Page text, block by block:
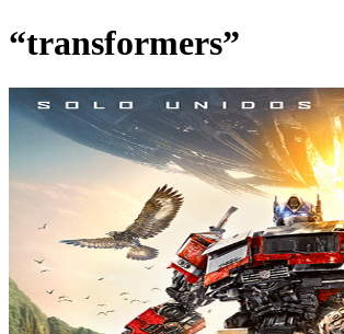
“transformers”